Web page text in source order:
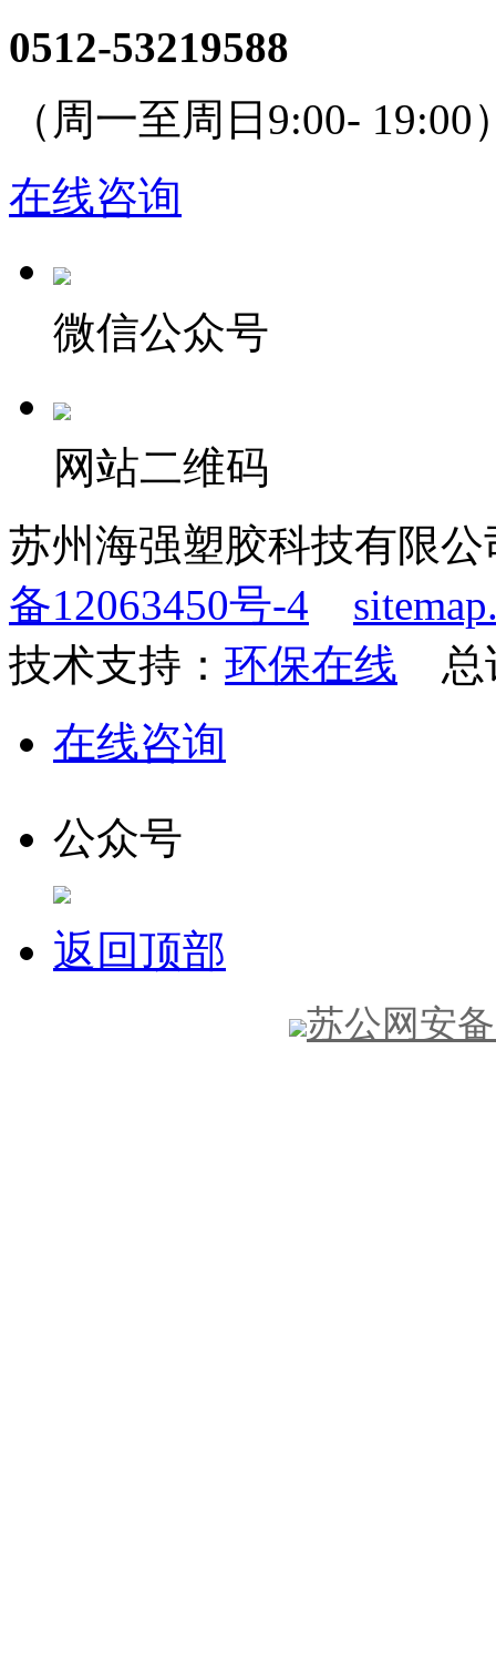
0512-53219588
（周一至周日9:00- 19:00
在线咨询
微信公众号
网站二维码
苏州海强塑胶科技有限
备12063450号-4
技术支持： 环保在线 总
在线咨询
电话
公众号
返回顶部
苏公网安备